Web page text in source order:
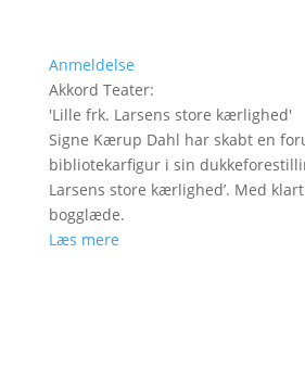
Anmeldelse
Akkord Teater:
'Lille frk. Larsens store kærlighed'
Signe Kærup Dahl har skabt en
bibliotekarfigur i sin
Larsens store kærlighed’. Med
bogglæde.
Læs mere